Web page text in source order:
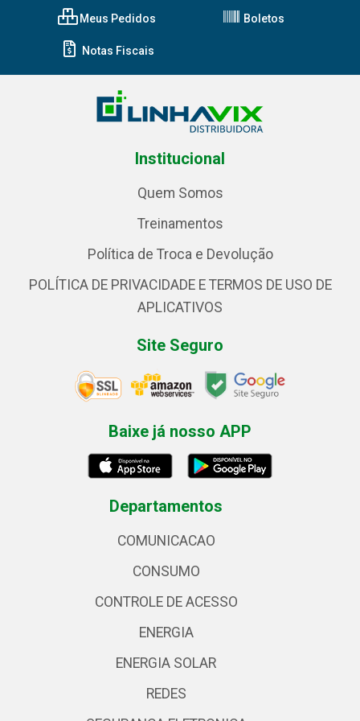
Meus Pedidos Boletos
Notas Fiscais
Institucional
Quem Somos
Treinamentos
Política de Troca e Devolução
POLÍTICA DE PRIVACIDADE E TERMOS DE USO DE
APLICATIVOS
Site Seguro
Baixe já nosso APP
Departamentos
COMUNICACAO
CONSUMO
CONTROLE DE ACESSO
ENERGIA
ENERGIA SOLAR
REDES